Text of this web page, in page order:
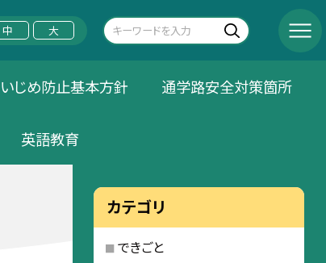
中 大
いじめ防止基本方針 通学路安全対策箇所
英語教育
カテゴリ
できごと